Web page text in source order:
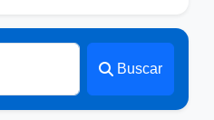
Buscar